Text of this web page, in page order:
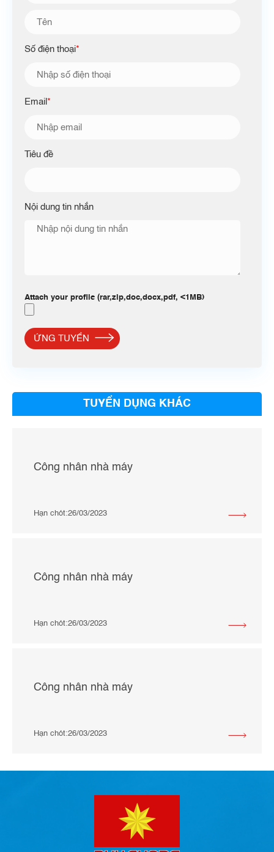
Số điện thoại*
Email *
Tiêu đề
Nội dung tin nhắn
Attach your profile (rar,zip,doc,docx,pdf, <1MB)
TUYỂN DỤNG KHÁC
Công nhân nhà máy
Hạn chót:26/03/2023
Công nhân nhà máy
Hạn chót:26/03/2023
Công nhân nhà máy
Hạn chót:26/03/2023